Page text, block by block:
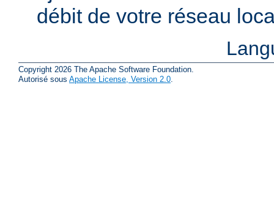
débit de votre réseau
Copyright 2026 The Apache Software Foundation.
Autorisé sous Apache License, Version 2.0